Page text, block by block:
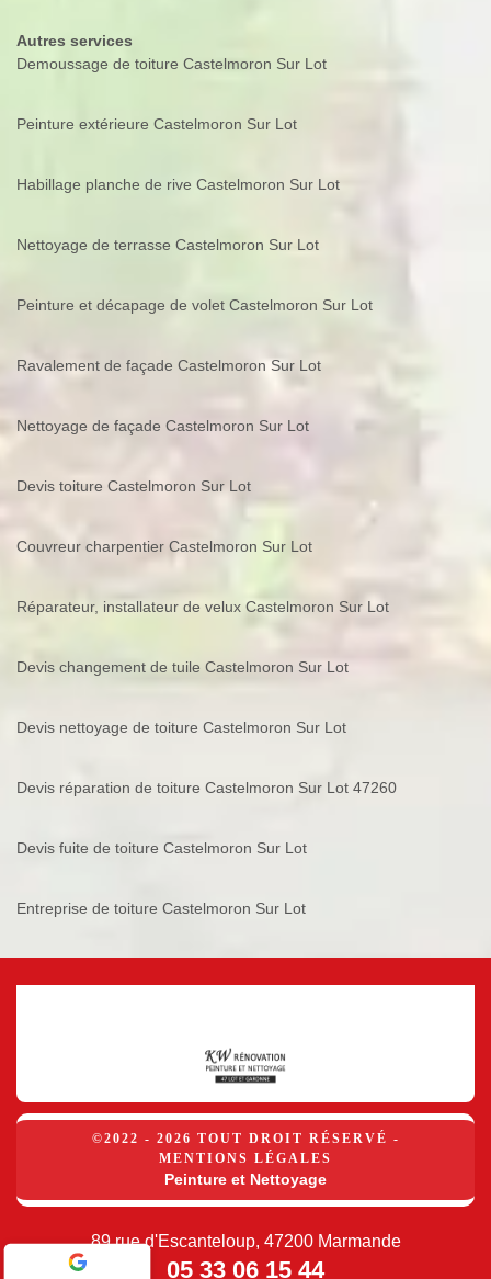
Autres services
Demoussage de toiture Castelmoron Sur Lot
Peinture extérieure Castelmoron Sur Lot
Habillage planche de rive Castelmoron Sur Lot
Nettoyage de terrasse Castelmoron Sur Lot
Peinture et décapage de volet Castelmoron Sur Lot
Ravalement de façade Castelmoron Sur Lot
Nettoyage de façade Castelmoron Sur Lot
Devis toiture Castelmoron Sur Lot
Couvreur charpentier Castelmoron Sur Lot
Réparateur, installateur de velux Castelmoron Sur Lot
Devis changement de tuile Castelmoron Sur Lot
Devis nettoyage de toiture Castelmoron Sur Lot
Devis réparation de toiture Castelmoron Sur Lot 47260
Devis fuite de toiture Castelmoron Sur Lot
Entreprise de toiture Castelmoron Sur Lot
©2022 - 2026 TOUT DROIT RÉSERVÉ -
MENTIONS LÉGALES
Peinture et Nettoyage
89 rue d'Escanteloup, 47200 Marmande
05 33 06 15 44